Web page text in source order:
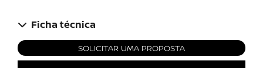
Ficha técnica
SOLICITAR UMA PROPOSTA